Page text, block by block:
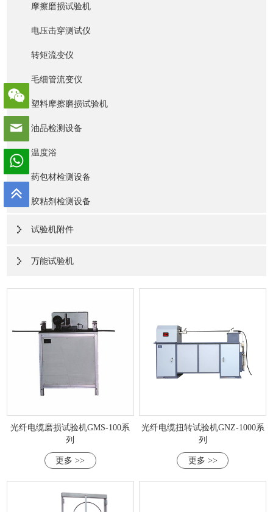
摩擦磨损试验机
电压击穿测试仪
转矩流变仪
毛细管流变仪
塑料摩擦磨损试验机
油品检测设备
温度浴
药包材检测设备
胶粘剂检测设备
试验机附件
万能试验机
光纤电缆磨损试验机GMS-100系
列
更多 >>
光纤电缆扭转试验机GNZ-1000系
列
更多 >>